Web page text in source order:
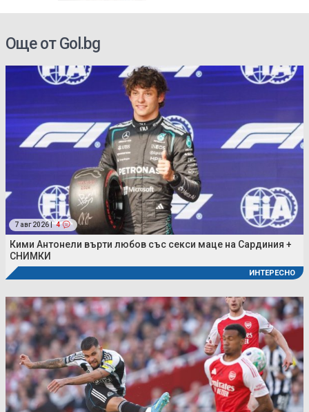
Още от Gol.bg
7 авг 2026 | 4
Кими Антонели върти любов със секси маце на Сардиния +
СНИМКИ
ИНТЕРЕСНО